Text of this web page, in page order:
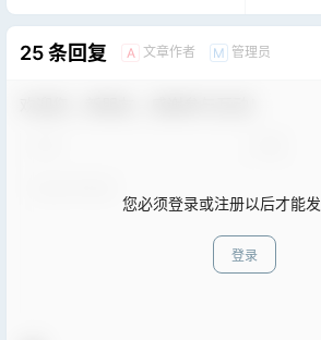
25 条回复 A 文章作者 M 管理员
您必须登录或注册以后才能
登录